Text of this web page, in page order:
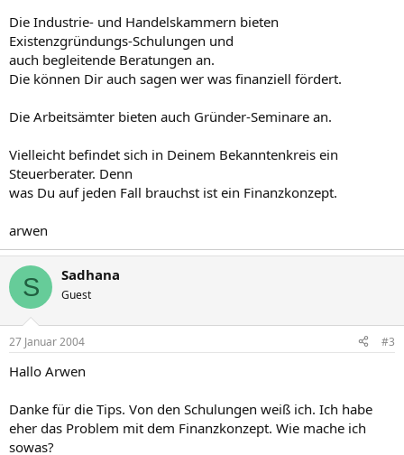
Die Industrie- und Handelskammern bieten
Existenzgründungs-Schulungen und
auch begleitende Beratungen an.
Die können Dir auch sagen wer was finanziell fördert.
Die Arbeitsämter bieten auch Gründer-Seminare an.
Vielleicht befindet sich in Deinem Bekanntenkreis ein
Steuerberater. Denn
was Du auf jeden Fall brauchst ist ein Finanzkonzept.
arwen
S Sadhana
Guest
27 Januar 2004 #3
Hallo Arwen
Danke für die Tips. Von den Schulungen weiß ich. Ich habe
eher das Problem mit dem Finanzkonzept. Wie mache ich
sowas?